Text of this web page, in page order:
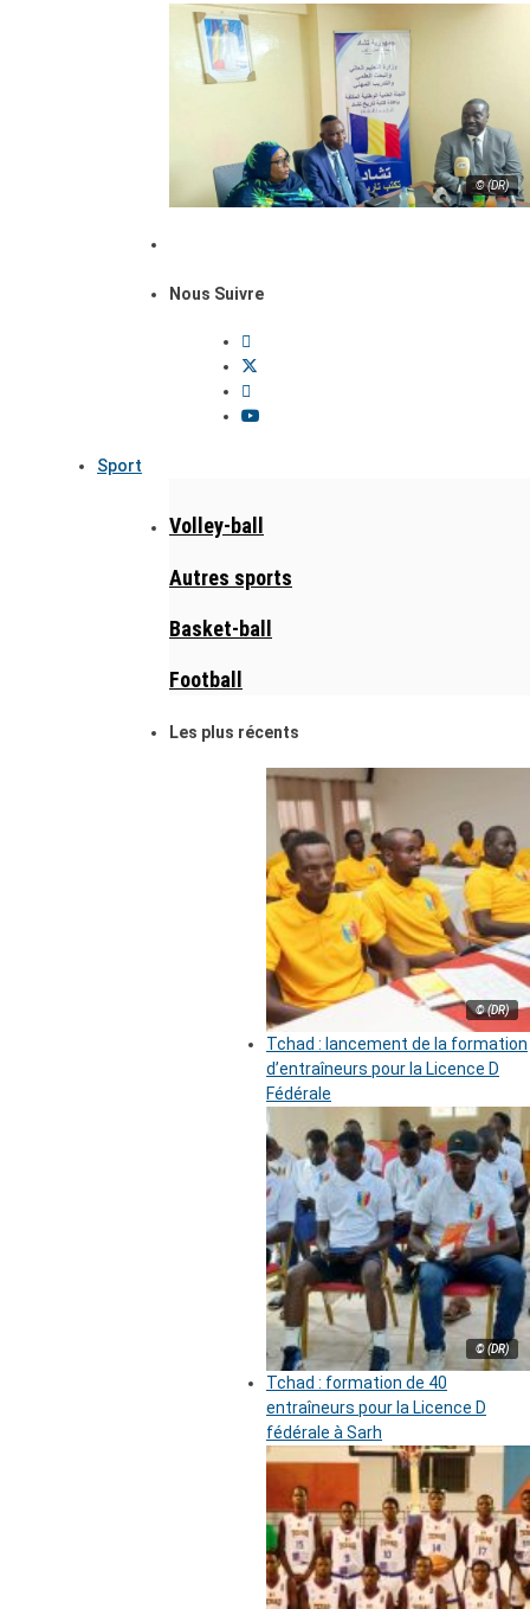
© (DR)
Nous Suivre
Sport
Volley-ball
Autres sports
Basket-ball
Football
Les plus récents
© (DR)
Tchad : lancement de la formation
d’entraîneurs pour la Licence D
Fédérale
© (DR)
Tchad : formation de 40
entraîneurs pour la Licence D
fédérale à Sarh